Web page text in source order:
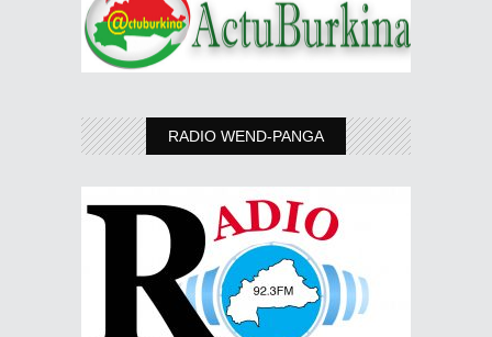
RADIO WEND-PANGA